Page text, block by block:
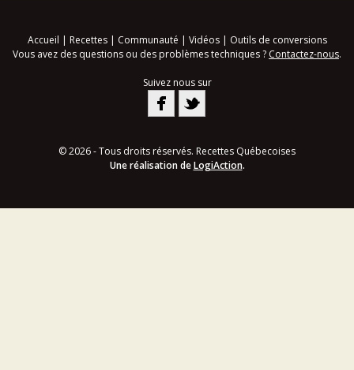
Accueil | Recettes| Communauté | Vidéos| Outils de conversions
Vous avez des questions ou des problèmes techniques ? Contactez-nous.
Suivez nous sur
© 2026 - Tous droits réservés. Recettes Québecoises
Une réalisation deLogiAction.